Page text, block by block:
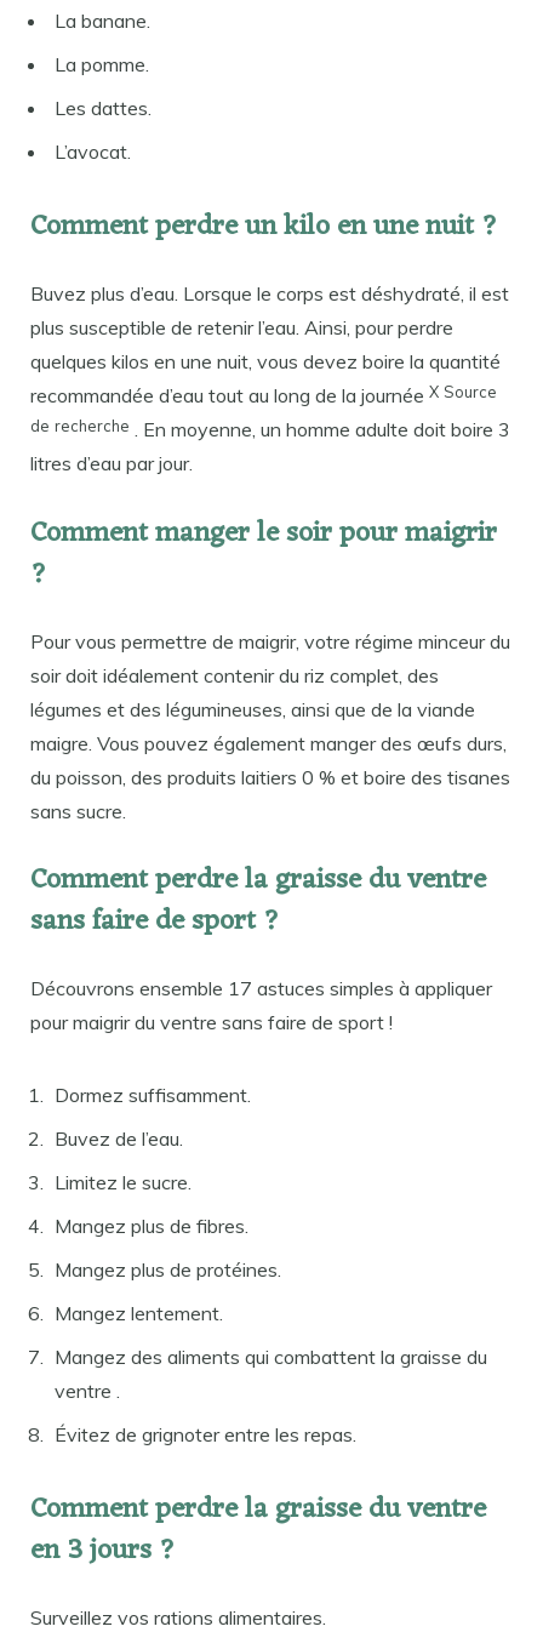
La banane.
La pomme.
Les dattes.
L’avocat.
Comment perdre un kilo en une nuit ?
Buvez plus d’eau. Lorsque le corps est déshydraté, il est
plus susceptible de retenir l’eau. Ainsi, pour perdre
quelques kilos en une nuit, vous devez boire la quantité
recommandée d’eau tout au long de la journée X Source
de recherche . En moyenne, un homme adulte doit boire 3
litres d’eau par jour.
Comment manger le soir pour maigrir
?
Pour vous permettre de maigrir, votre régime minceur du
soir doit idéalement contenir du riz complet, des
légumes et des légumineuses, ainsi que de la viande
maigre. Vous pouvez également manger des œufs durs,
du poisson, des produits laitiers 0 % et boire des tisanes
sans sucre.
Comment perdre la graisse du ventre
sans faire de sport ?
Découvrons ensemble 17 astuces simples à appliquer
pour maigrir du ventre sans faire de sport !
Dormez suffisamment.
Buvez de l’eau.
Limitez le sucre.
Mangez plus de fibres.
Mangez plus de protéines.
Mangez lentement.
Mangez des aliments qui combattent la graisse du
ventre .
Évitez de grignoter entre les repas.
Comment perdre la graisse du ventre
en 3 jours ?
Surveillez vos rations alimentaires.